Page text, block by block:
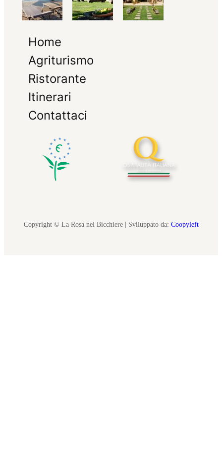
Home
Agriturismo
Ristorante
Itinerari
Contattaci
Copyright © La Rosa nel Bicchiere | Sviluppato da: Coopyleft